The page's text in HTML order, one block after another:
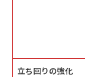
立ち回りの強化